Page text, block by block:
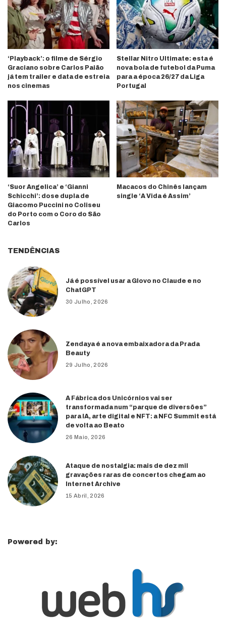
‘Playback’: o filme de Sérgio
Graciano sobre Carlos Paião
já tem trailer e data de estreia
nos cinemas
Stellar Nitro Ultimate: esta é
nova bola de futebol da Puma
para a época 26/27 da Liga
Portugal
‘Suor Angelica’ e ‘Gianni
Schicchi’: dose dupla de
Giacomo Puccini no Coliseu
do Porto com o Coro do São
Carlos
Macacos do Chinês lançam
single ‘A Vida é Assim’
TENDÊNCIAS
Já é possível usar a Glovo no Claude e no
ChatGPT
30 Julho, 2026
Zendaya é a nova embaixadora da Prada
Beauty
29 Julho, 2026
A Fábrica dos Unicórnios vai ser
transformada num “parque de diversões”
para IA, arte digital e NFT: a NFC Summit está
de volta ao Beato
26 Maio, 2026
Ataque de nostalgia: mais de dez mil
gravações raras de concertos chegam ao
Internet Archive
15 Abril, 2026
Powered by: